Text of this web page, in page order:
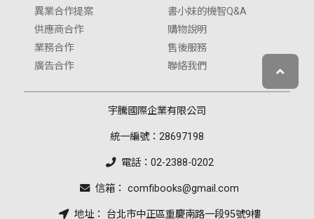
異業合作提案
供應商合作
業務合作
廣告合作
書小妹的機智Q&A
購物說明
售後服務
聯絡我們
宇騰國際企業有限公司
統一編號：28697198
電話：02-2388-0202
信箱： comfibooks@gmail.com
地址： 台北市中正區重慶南路一段95號9樓